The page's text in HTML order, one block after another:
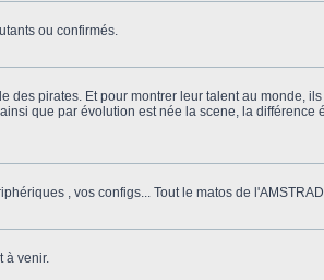
ou confirmés.
des pirates. Et pour montrer leur talent au monde,
que par évolution est née la scene, la différence
, vos configs... Tout le matos de
à venir.